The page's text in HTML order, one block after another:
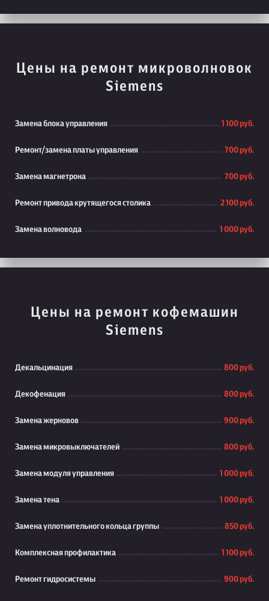
Цены на ремонт микроволновок
Siemens
Замена блока управления 1 100 руб.
Ремонт/замена платы управления 700 руб.
Замена магнетрона 700 руб.
Ремонт привода крутящегося столика 2 100 руб.
Замена волновода 1 000 руб.
Цены на ремонт кофемашин
Siemens
Декальцинация 800 руб.
Декофенация 800 руб.
Замена жерновов 900 руб.
Замена микровыключателей 800 руб.
Замена модуля управления 1 000 руб.
Замена тена 1 000 руб.
Замена уплотнительного кольца группы 850 руб.
Комплексная профилактика 1 100 руб.
Ремонт гидросистемы 900 руб.